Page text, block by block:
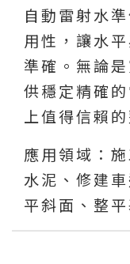
自動雷射水
用性，讓水
準確。無論
供穩定精確
上值得信賴
應用領域：
水泥、修建
平斜面、整